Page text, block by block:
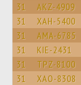
31 AKZ-4909
31 XAH-5400
31 AMA-6785
31 KIE-2431
31 TPZ-8100
31 XAO-8308